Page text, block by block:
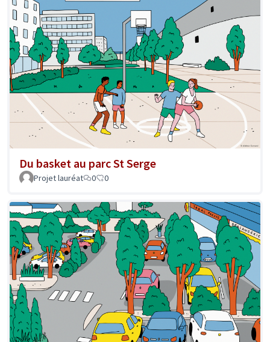
Du basket au parc St Serge
Projet lauréat 0 0